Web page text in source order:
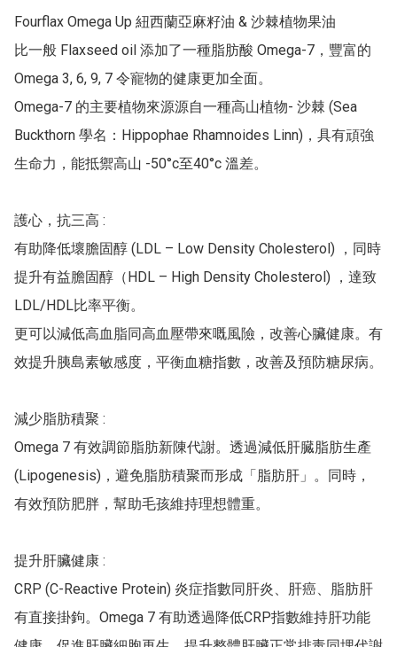
Fourflax Omega Up 紐西蘭亞麻籽油 & 沙棘植物果油
比一般 Flaxseed oil 添加了一種脂肪酸 Omega-7，豐富的
Omega 3, 6, 9, 7 令寵物的健康更加全面。
Omega-7 的主要植物來源源自一種高山植物- 沙棘 (Sea
Buckthorn 學名：Hippophae Rhamnoides Linn)，具有頑強
生命力，能抵禦高山 -50°c至40°c 溫差。
‍護心，抗三高 :
有助降低壞膽固醇 (LDL – Low Density Cholesterol) ，同時
提升有益膽固醇（HDL – High Density Cholesterol) ，達致
LDL/HDL比率平衡。
更可以減低高血脂同高血壓帶來嘅風險，改善心臟健康。有
效提升胰島素敏感度，平衡血糖指數，改善及預防糖尿病。
‍減少脂肪積聚 :
Omega 7 有效調節脂肪新陳代謝。透過減低肝臓脂肪生產
(Lipogenesis)，避免脂肪積聚而形成「脂肪肝」。同時，
有效預防肥胖，幫助毛孩維持理想體重。
‍提升肝臟健康 :
CRP (C-Reactive Protein) 炎症指數同肝炎、肝癌、脂肪肝
有直接掛鉤。Omega 7 有助透過降低CRP指數維持肝功能